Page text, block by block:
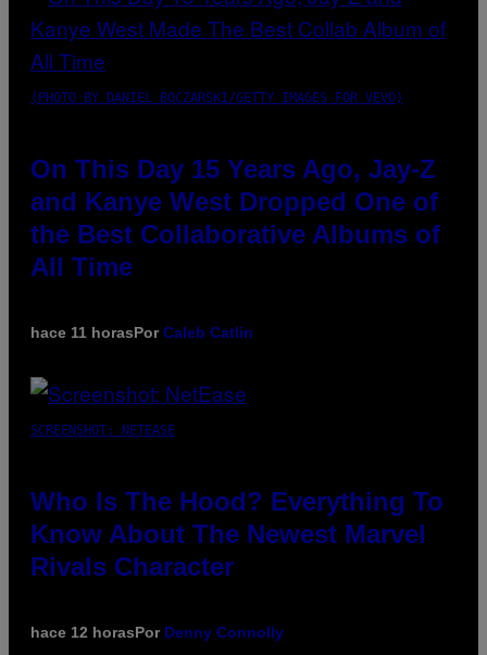
(PHOTO BY DANIEL BOCZARSKI/GETTY IMAGES FOR VEVO)
On This Day 15 Years Ago, Jay-Z
and Kanye West Dropped One of
the Best Collaborative Albums of
All Time
hace 11 horasPorCaleb Catlin
SCREENSHOT: NETEASE
Who Is The Hood? Everything To
Know About The Newest Marvel
Rivals Character
hace 12 horasPor Denny Connolly